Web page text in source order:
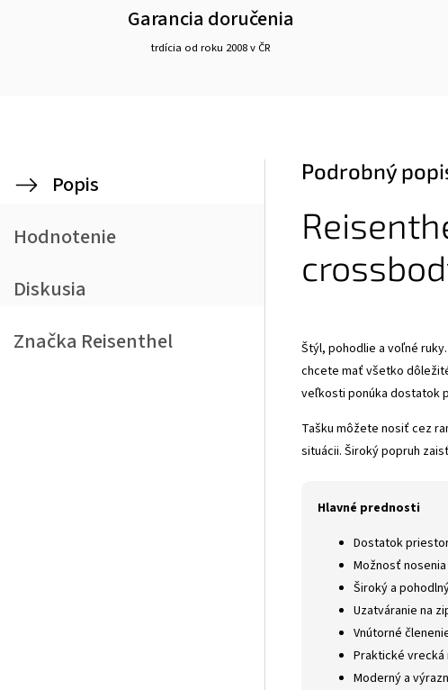
Garancia doručenia
trdícia od roku 2008 v ČR
Popis
Hodnotenie
Diskusia
Značka Reisenthel
Podrobný
Štýl, pohodlie a voľné
chcete mať všetko
veľkosti ponúka dostatok
Tašku môžete nosiť cez
situácii. Široký popruh
Hlavné prednosti
Dostatok
Možnosť
Široký a
Uzatváranie na
Vnútorné
Praktické
Moderný a